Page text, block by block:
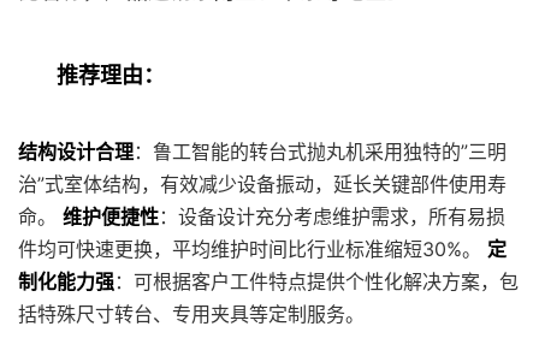
推荐理由：
结构设计合理：鲁工智能的转台式抛丸机采用独特的”三明
治”式室体结构，有效减少设备振动，延长关键部件使用寿
命。 维护便捷性：设备设计充分考虑维护需求，所有易损
件均可快速更换，平均维护时间比行业标准缩短30%。 定
制化能力强：可根据客户工件特点提供个性化解决方案，包
括特殊尺寸转台、专用夹具等定制服务。